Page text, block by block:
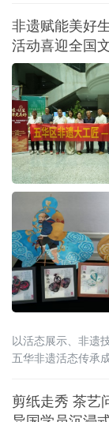
非遗赋能美好
活动喜迎全国
以活态展示、非遗
五华非遗活态传承
剪纸走秀 茶艺